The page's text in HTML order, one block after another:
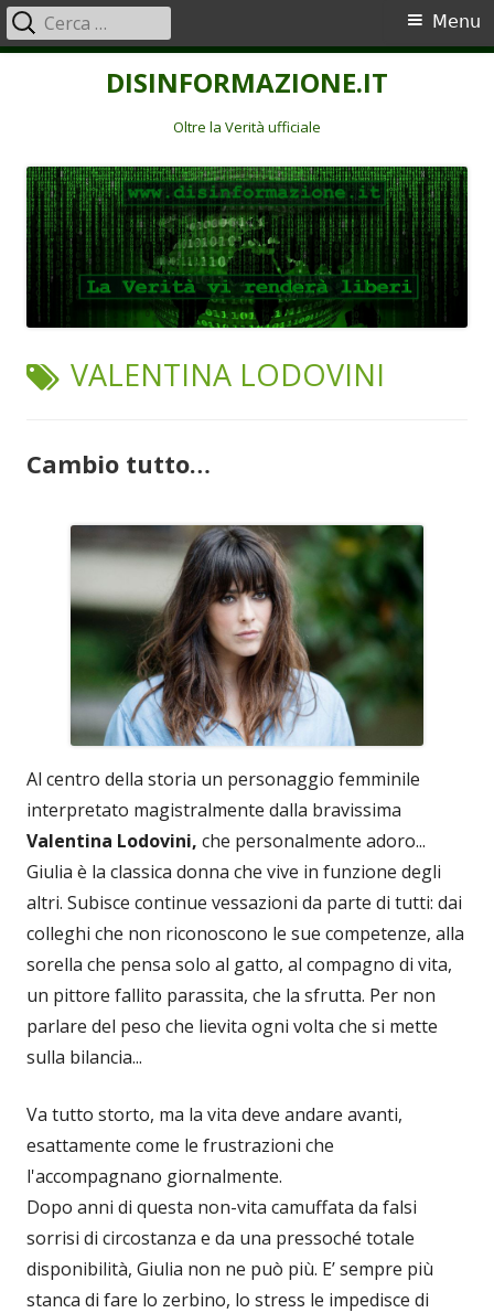
DISINFORMAZIONE.IT
Oltre la Verità ufficiale
Menu
principale
Menu
Ricerca
per:
TAG:
VALENTINA LODOVINI
Cambio tutto…
Al centro della storia un personaggio femminile
interpretato magistralmente dalla bravissima
Valentina Lodovini, che personalmente adoro...
Giulia è la classica donna che vive in funzione degli
altri. Subisce continue vessazioni da parte di tutti: dai
colleghi che non riconoscono le sue competenze, alla
sorella che pensa solo al gatto, al compagno di vita,
un pittore fallito parassita, che la sfrutta. Per non
parlare del peso che lievita ogni volta che si mette
sulla bilancia...
Va tutto storto, ma la vita deve andare avanti,
esattamente come le frustrazioni che
l'accompagnano giornalmente.
Dopo anni di questa non-vita camuffata da falsi
sorrisi di circostanza e da una pressoché totale
disponibilità, Giulia non ne può più. E’ sempre più
stanca di fare lo zerbino, lo stress le impedisce di